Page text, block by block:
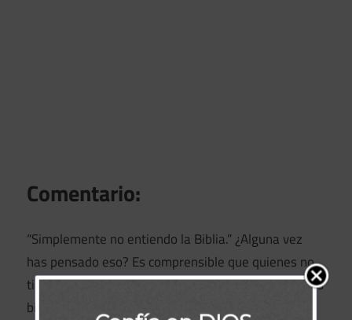
Comentario:
“Simplemente no entiendo la Biblia.” ¿Alguna vez
has pensado eso? Es comprensible que quienes no
tienen a Cristo no puedan comprender los conceptos
bíblicos, pero ¿por qué a veces nosotros, los